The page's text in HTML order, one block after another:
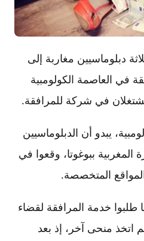
دبلوماسيين مغاربة إلى
في العاصمة الكولومبية
في شركة للمرافقة.
يبدو أن الدبلوماسيين
ببوغوتا، وقعوا في
المتخصصة.
طلبوا خدمة المرافقة لقضاء
اتخذ منحى آخر، إذ بعد